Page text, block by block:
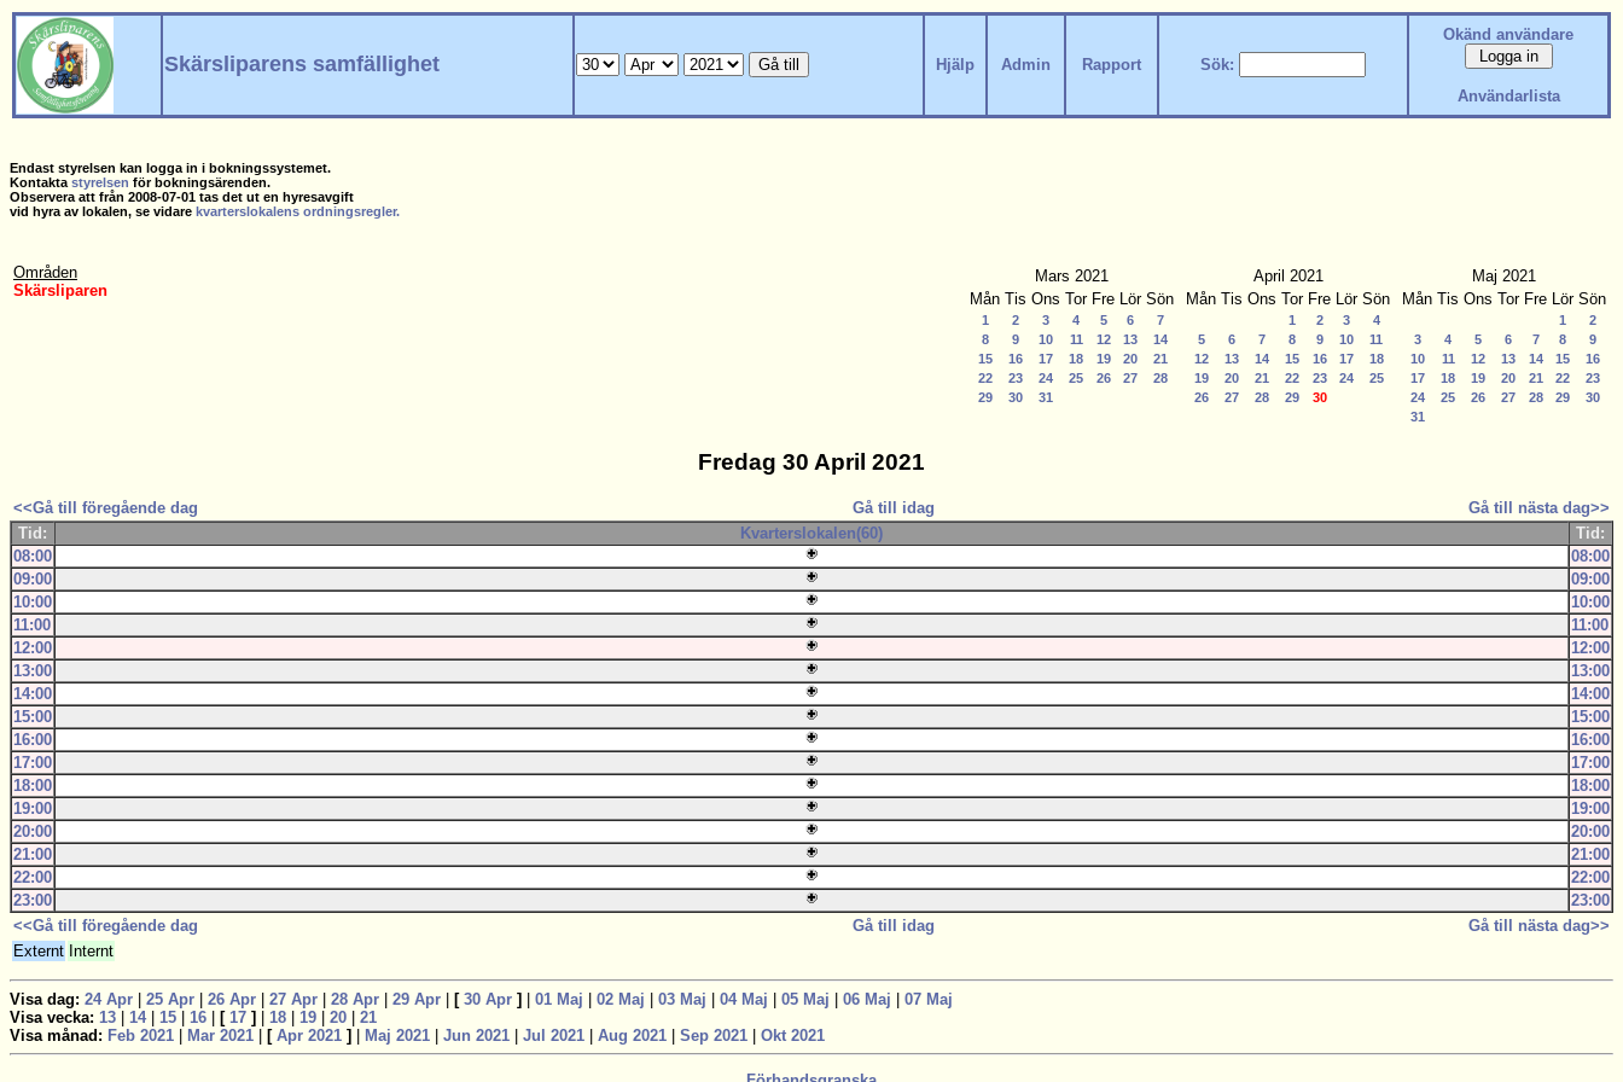
Skärsliparens samfällighet Hjälp Admin Rapport Sök:
Okänd användare
Användarlista
Endast styrelsen kan logga in i bokningssystemet.
Kontaktastyrelsen för bokningsärenden.
Observera att från 2008-07-01 tas det ut en hyresavgift
vid hyra av lokalen, se vidare kvarterslokalens ordningsregler.
Områden
Skärsliparen
Mars 2021
Mån Tis Ons Tor Fre Lör Sön
1 2 3 4 5 6
7
8
9 10 11 12 13
14
15
16 17 18 19 20
21
22
23 24 25 26 27
28
29
30 31
April 2021
Mån Tis Ons Tor Fre Lör Sön
1 2 3
4
5
6 7 8 9 10
11
12
13 14 15 16 17
18
19
20 21 22 23 24
25
26
27 28 29 30
Maj 2021
Mån Tis Ons Tor Fre Lör Sön
1
2
3
4 5 6 7 8
9
10
11 12 13 14 15
16
17
18 19 20 21 22
23
24
25 26 27 28 29
30
31
Fredag 30 April 2021
<<Gå till föregående dag Gå till idag
Gå till nästa dag>>
Tid:
Kvarterslokalen(60)
Tid:
08:00
08:00
09:00
09:00
10:00
10:00
11:00
11:00
12:00
12:00
13:00
13:00
14:00
14:00
15:00
15:00
16:00
16:00
17:00
17:00
18:00
18:00
19:00
19:00
20:00
20:00
21:00
21:00
22:00
22:00
23:00
23:00
<<Gå till föregående dag
Gå till idag
Gå till nästa dag>>
Externt Internt
Visa dag: 24 Apr 25 Apr 26 Apr 27 Apr 28 Apr 29 Apr [ 30 Apr ] 01 Maj 02 Maj 03 Maj 04 Maj 05 Maj 06 Maj
07 Maj
Visa vecka: 13 14| 15 16 [ 17 ] 18 19 20
21
Visa månad: Feb 2021 Mar 2021 [ Apr 2021 ] Maj 2021 Jun 2021 Jul 2021 Aug 2021 Sep 2021 Okt 2021